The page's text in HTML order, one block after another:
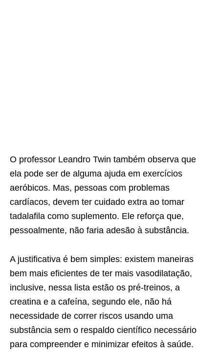
O professor Leandro Twin também observa que
ela pode ser de alguma ajuda em exercícios
aeróbicos. Mas, pessoas com problemas
cardíacos, devem ter cuidado extra ao tomar
tadalafila como suplemento. Ele reforça que,
pessoalmente, não faria adesão à substância.
A justificativa é bem simples: existem maneiras
bem mais eficientes de ter mais vasodilatação,
inclusive, nessa lista estão os pré-treinos, a
creatina e a cafeína, segundo ele, não há
necessidade de correr riscos usando uma
substância sem o respaldo científico necessário
para compreender e minimizar efeitos à saúde.